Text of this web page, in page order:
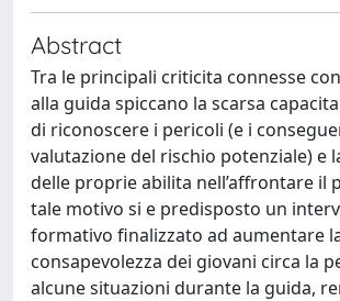
Abstract
Tra le principali criticita connesse
alla guida spiccano la scarsa
di riconoscere i pericoli (e i
valutazione del rischio potenziale) e
delle proprie abilita nell’affrontare il
tale motivo si e predisposto un
formativo finalizzato ad aumentare
consapevolezza dei giovani circa la
alcune situazioni durante la guida,